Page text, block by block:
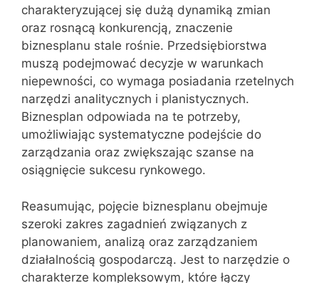
charakteryzującej się dużą dynamiką zmian
oraz rosnącą konkurencją, znaczenie
biznesplanu stale rośnie. Przedsiębiorstwa
muszą podejmować decyzje w warunkach
niepewności, co wymaga posiadania rzetelnych
narzędzi analitycznych i planistycznych.
Biznesplan odpowiada na te potrzeby,
umożliwiając systematyczne podejście do
zarządzania oraz zwiększając szanse na
osiągnięcie sukcesu rynkowego.
Reasumując, pojęcie biznesplanu obejmuje
szeroki zakres zagadnień związanych z
planowaniem, analizą oraz zarządzaniem
działalnością gospodarczą. Jest to narzędzie o
charakterze kompleksowym, które łączy